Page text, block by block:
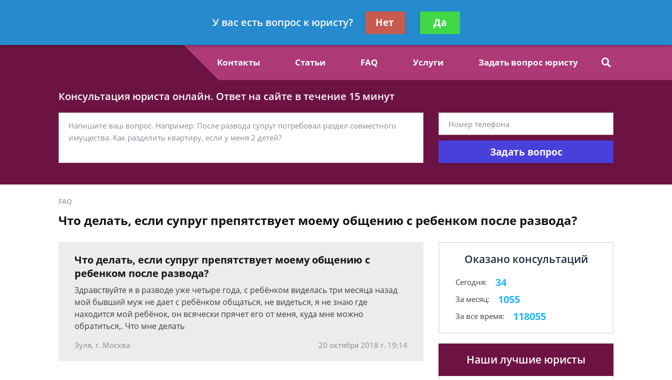
- Семейный юрист, специалист по алиментам
Получите консультацию
бесплатно
Контакты Статьи FAQ Услуги Задать вопрос юристу
Консультация юриста онлайн. Ответ на сайте в течение 15 минут
Задать вопрос
FAQ
Что делать, если супруг препятствует моему общению с ребенком после развода?
Что делать, если супруг препятствует моему общению с
ребенком после развода?
Здравствуйте я в разводе уже четыре года, с ребёнком виделась три месяца назад
мой бывший муж не дает с ребёнком общаться, не видеться, я не знаю где
находится мой ребёнок, он всячески прячет его от меня, куда мне можно
обратиться,. Что мне делать
Зуля, г. Москва 20 октября 2018 г. 19:14
Оказано консультаций
Сегодня: 34
За месяц: 1055
За все время: 118055
Наши лучшие юристы
У вас есть вопрос к юристу? Нет Да